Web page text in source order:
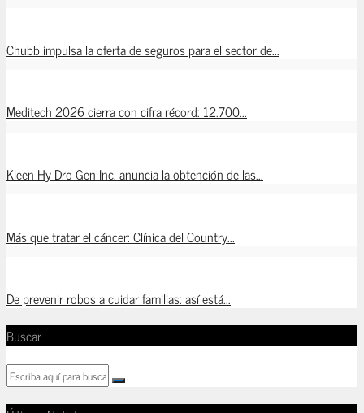
Chubb impulsa la oferta de seguros para el sector de...
Meditech 2026 cierra con cifra récord: 12.700...
Kleen-Hy-Dro-Gen Inc. anuncia la obtención de las...
Más que tratar el cáncer: Clínica del Country...
De prevenir robos a cuidar familias: así está...
Buscar